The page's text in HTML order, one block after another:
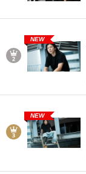
NEW
NEW